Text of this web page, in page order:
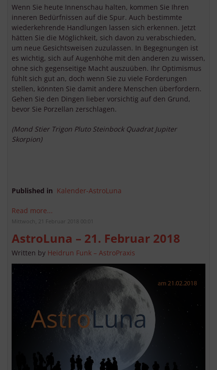
Wenn Sie heute Innenschau halten, kommen Sie Ihren
inneren Bedürfnissen auf die Spur. Auch bestimmte
wiederkehrende Handlungen lassen sich erkennen. Jetzt
hätten Sie die Möglichkeit, sich davon zu verabschieden,
um neue Gesichtsweisen zuzulassen. In Begegnungen ist
es wichtig, sich auf Augenhöhe mit den anderen zu wissen,
ohne sich gegenseitige Macht auszuüben. Ihr Optimismus
fühlt sich gut an, doch wenn Sie zu viele Forderungen
stellen, könnten Sie damit andere Menschen überfordern.
Gehen Sie den Dingen lieber vorsichtig auf den Grund,
bevor Sie Porzellan zerschlagen.
(Mond Stier Trigon Pluto Steinbock Quadrat Jupiter
Skorpion)
Published in Kalender-AstroLuna
Read more...
Mittwoch, 21 Februar 2018 00:01
AstroLuna – 21. Februar 2018
Written by Heidrun Funk – AstroPraxis